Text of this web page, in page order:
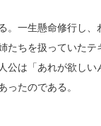
一生懸命修行し
ちを扱っていた
は「あれが欲し
たのである。